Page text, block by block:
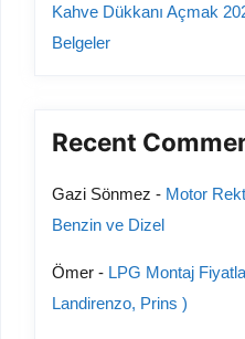
Kahve Dükkanı Açmak
Belgeler
Recent
Gazi Sönmez - Motor
Benzin ve Dizel
Ömer - LPG Montaj
Landirenzo, Prins )